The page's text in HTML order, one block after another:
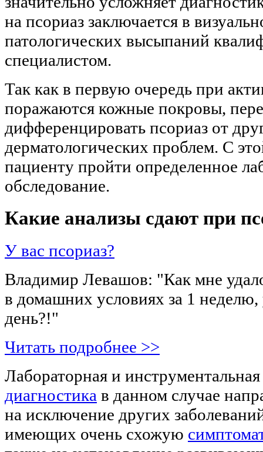
на псориаз заключается в
патологических высыпаний
специалистом.
Так как в первую очередь при
поражаются кожные покровы,
дифференцировать псориаз от
дерматологических проблем. С
пациенту пройти определенное
обследование.
Какие анализы сдают при
У вас псориаз?
Владимир Левашов: "Как мне
в домашних условиях за 1
день?!"
Читать подробнее >>
Лабораторная и инструментальная
диагностика в данном случае
на исключение других
имеющих очень схожую